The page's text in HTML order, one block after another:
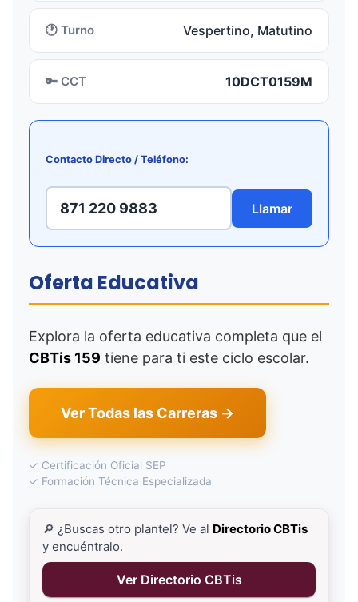
🕐 Turno Vespertino, Matutino
🔑 CCT 10DCT0159M
Contacto Directo / Teléfono:
871 220 9883 Llamar
Oferta Educativa
Explora la oferta educativa completa que el
CBTis 159 tiene para ti este ciclo escolar.
Ver Todas las Carreras →
✓ Certificación Oficial SEP
✓ Formación Técnica Especializada
🔎 ¿Buscas otro plantel? Ve al Directorio CBTis
y encuéntralo.
Ver Directorio CBTis